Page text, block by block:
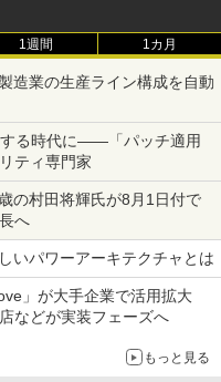
1週間 1カ月
造業の生産ライン構成を自動
る時代に――「パッチ適用
ティ専門家
の村田将輝氏が8月1日付で
へ
いパワーアーキテクチャとは
」が大手企業で活用拡大
などが実装フェーズへ
もっと見る